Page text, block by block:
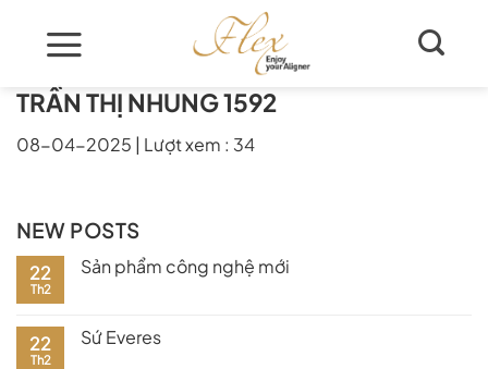
TRẦN THỊ NHUNG 1592
08-04-2025 | Lượt xem : 34
NEW POSTS
22
Th2
Sản phẩm công nghệ mới
22
Th2
Sứ Everes